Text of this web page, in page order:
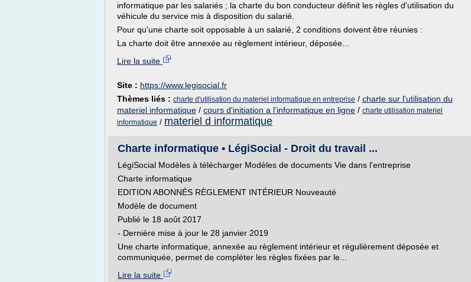
informatique par les salariés ; la charte du bon conducteur définit les règles d'utilisation du
véhicule du service mis à disposition du salarié.
Pour qu'une charte soit opposable à un salarié, 2 conditions doivent être réunies :
La charte doit être annexée au règlement intérieur, déposée...
Lire la suite
Site : https://www.legisocial.fr
Thèmes liés : charte d'utilisation du materiel informatique en entreprise / charte sur l'utilisation du
materiel informatique / cours d'initiation a l'informatique en ligne / charte utilisation materiel
informatique / materiel d informatique
Charte informatique • LégiSocial - Droit du travail ...
LégiSocial Modèles à télécharger Modèles de documents Vie dans l'entreprise
Charte informatique
EDITION ABONNÉS RÈGLEMENT INTÉRIEUR Nouveauté
Modèle de document
Publié le 18 août 2017
- Dernière mise à jour le 28 janvier 2019
Une charte informatique, annexée au règlement intérieur et régulièrement déposée et
communiquée, permet de compléter les règles fixées par le...
Lire la suite